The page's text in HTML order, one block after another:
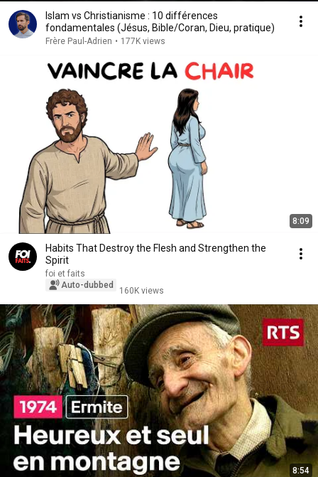
Islam vs Christianisme : 10 différences
fondamentales (Jésus, Bible/Coran, Dieu, pratique)
Frère Paul-Adrien • 177K views
8:09
Habits That Destroy the Flesh and Strengthen the
Spirit
foi et faits
Auto-dubbed
160K views
8:54